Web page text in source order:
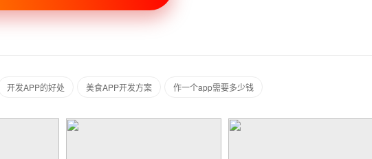
开发APP的好处 美食APP开发方案 作一个app需要多少钱